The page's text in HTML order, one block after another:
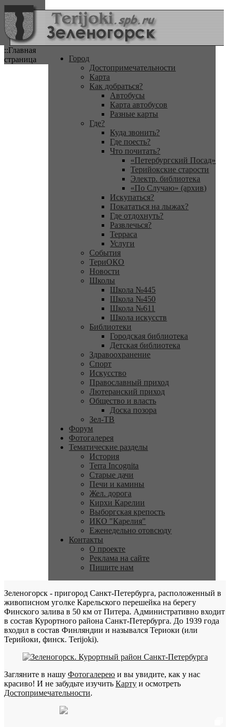
::Главная
страница
Город
Достопримечательности
Карта
Как добраться?
Автобусы
Карта автобусов
Разные карты
Где?
Куда звонить?
Где поесть?
Что почитать?
«Петербургский Посад»
Терийокские старости
Электр. библиотека
«По Случаю» (архив)
Искупаться?
Покататься на лыжах?
Где отдохнуть?
Развлечься?
Терраса
Услуги
События
ТериОКО
Новости
Школы
Школа №445
Школа №450
Школа №611
Школа искусств
Библиотеки
Городская библиотека
Детская библиотека
Здравоохранение
Спорт
Искусство
Православный приход
Лютеранский приход
Общество и власть
Доска позора
Зел-ТВ
Форум
Фотогалерея
Тематические разделы
История
Terra Incognita
Старые дачи
Печи и камины
Жел. дорога
Кирхи Карелии
Выборгская крепость
ИКО "Карелия"
Еженедельно отовсюду
Контакты
О проекте
Реклама на сайте
Пишите нам
Зеленогорск - пригород Санкт-Петербурга, расположенный в
живописном уголке Карельского перешейка на берегу
Финского залива в 50 км от Питера. Административно входит
в состав Курортного района Санкт-Петербурга. До 1939 года
входил в состав Финляндии и назывался Териоки (или
Терийоки, финск. Terijoki).
Загляните в нашу Фотогалерею и вы увидите, как у нас
красиво! И не забудьте изучить Карту и осмотреть
Достопримечательности.